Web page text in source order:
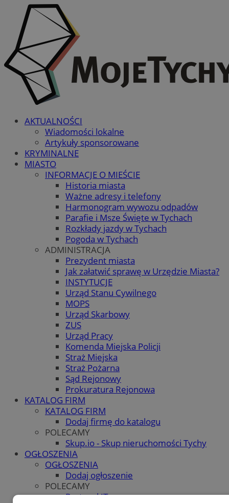
AKTUALNOŚCI
Wiadomości lokalne
Artykuły sponsorowane
KRYMINALNE
MIASTO
INFORMACJE O MIEŚCIE
Historia miasta
Ważne adresy i telefony
Harmonogram wywozu odpadów
Parafie i Msze Święte w Tychach
Rozkłady jazdy w Tychach
Pogoda w Tychach
ADMINISTRACJA
Prezydent miasta
Jak załatwić sprawę w Urzędzie Miasta?
INSTYTUCJE
Urząd Stanu Cywilnego
MOPS
Urząd Skarbowy
ZUS
Urząd Pracy
Komenda Miejska Policji
Straż Miejska
Straż Pożarna
Sąd Rejonowy
Prokuratura Rejonowa
KATALOG FIRM
KATALOG FIRM
Dodaj firmę do katalogu
POLECAMY
Skup.io - Skup nieruchomości Tychy
OGŁOSZENIA
OGŁOSZENIA
Dodaj ogłoszenie
POLECAMY
Protocol IT